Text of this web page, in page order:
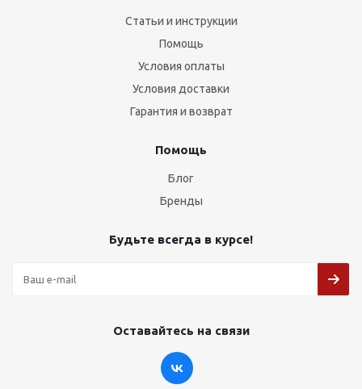
Статьи и инструкции
Помощь
Условия оплаты
Условия доставки
Гарантия и возврат
Помощь
Блог
Бренды
Будьте всегда в курсе!
Оставайтесь на связи